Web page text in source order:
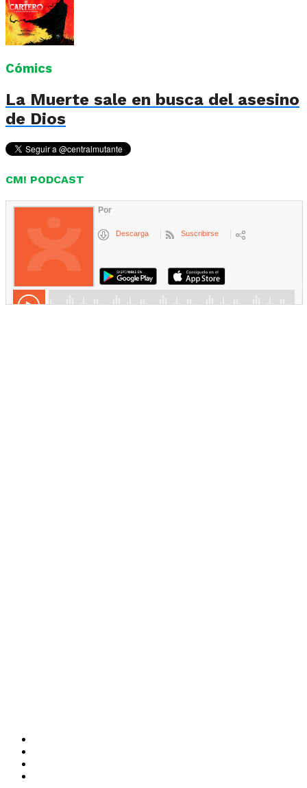
Cómics
La Muerte sale en busca del asesino
de Dios
CM! PODCAST